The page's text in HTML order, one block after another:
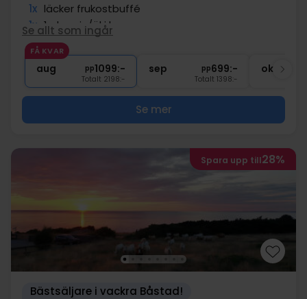
1x läcker frukostbuffé
1x 1 glas vin/öl i baren
∞ Gratis parkering
∞ Precis vid havet
Se allt som ingår
FÅ KVAR
aug pp1099:-
Totalt 2198:-
sep pp699:-
Totalt 1398:-
okt
Se mer
Spara upp till28%
Bästsäljare i vackra Båstad!